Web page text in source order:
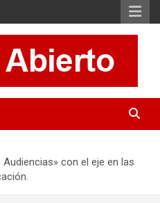
buscando hacer un
información relevante de lo que
con el eje en las